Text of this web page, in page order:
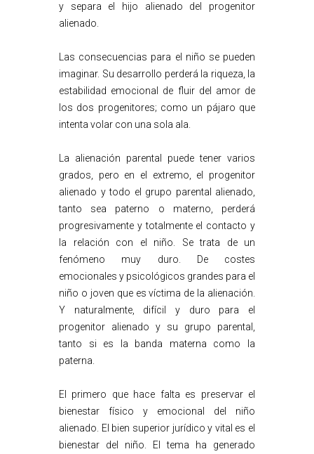
y separa el hijo alienado del progenitor
alienado.
Las consecuencias para el niño se pueden
imaginar. Su desarrollo perderá la riqueza, la
estabilidad emocional de fluir del amor de
los dos progenitores; como un pájaro que
intenta volar con una sola ala.
La alienación parental puede tener varios
grados, pero en el extremo, el progenitor
alienado y todo el grupo parental alienado,
tanto sea paterno o materno, perderá
progresivamente y totalmente el contacto y
la relación con el niño. Se trata de un
fenómeno muy duro. De costes
emocionales y psicológicos grandes para el
niño o joven que es víctima de la alienación.
Y naturalmente, difícil y duro para el
progenitor alienado y su grupo parental,
tanto si es la banda materna como la
paterna.
El primero que hace falta es preservar el
bienestar físico y emocional del niño
alienado. El bien superior jurídico y vital es el
bienestar del niño. El tema ha generado